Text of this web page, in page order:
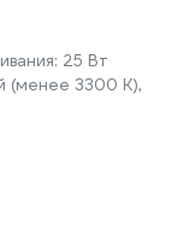
25 Вт
(менее 3300 К),